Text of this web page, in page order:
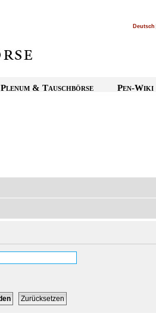
Deutsch
Plenum & Tauschbörse Pen-Wiki